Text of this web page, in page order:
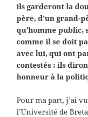
ils garderont la
père, d’un grand-
qu’homme public,
comme il se doit
avec lui, qui ont
contestés : ils
honneur à la
Pour ma part, j’ai
l’Université de